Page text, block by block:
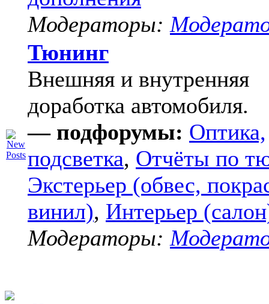
Модераторы:
Тюнинг
Внешняя и внутренняя
доработка автомобиля.
— подфорумы: Оптика,
подсветка, Отчёты по
Экстерьер (обвес,
винил), Интерьер
Модераторы: